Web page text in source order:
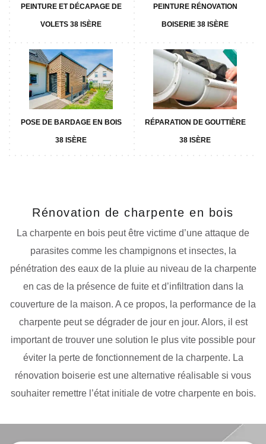
PEINTURE ET DÉCAPAGE DE
VOLETS 38 ISÈRE
PEINTURE RÉNOVATION
BOISERIE 38 ISÈRE
POSE DE BARDAGE EN BOIS
38 ISÈRE
RÉPARATION DE GOUTTIÈRE
38 ISÈRE
Rénovation de charpente en bois
La charpente en bois peut être victime d’une attaque de
parasites comme les champignons et insectes, la
pénétration des eaux de la pluie au niveau de la charpente
en cas de la présence de fuite et d’infiltration dans la
couverture de la maison. A ce propos, la performance de la
charpente peut se dégrader de jour en jour. Alors, il est
important de trouver une solution le plus vite possible pour
éviter la perte de fonctionnement de la charpente. La
rénovation boiserie est une alternative réalisable si vous
souhaiter remettre l’état initiale de votre charpente en bois.